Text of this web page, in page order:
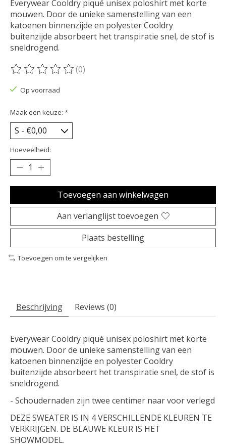
Everywear Cooldry piqué unisex poloshirt met korte
mouwen. Door de unieke samenstelling van een
katoenen binnenzijde en polyester Cooldry
buitenzijde absorbeert het transpiratie snel, de stof is
sneldrogend.
De beoordeling van dit product is
(0)
Op voorraad
Maak een keuze: *
Hoeveelheid:
Toevoegen aan winkelwagen
Aan verlanglijst toevoegen
Plaats bestelling
Toevoegen om te vergelijken
Beschrijving Reviews (0)
Everywear Cooldry piqué unisex poloshirt met korte
mouwen. Door de unieke samenstelling van een
katoenen binnenzijde en polyester Cooldry
buitenzijde absorbeert het transpiratie snel, de stof is
sneldrogend.
- Schoudernaden zijn twee centimer naar voor verlegd
DEZE SWEATER IS IN 4 VERSCHILLENDE KLEUREN TE
VERKRIJGEN. DE BLAUWE KLEUR IS HET
SHOWMODEL.